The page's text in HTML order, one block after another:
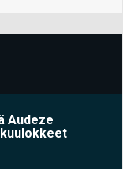
Audeze